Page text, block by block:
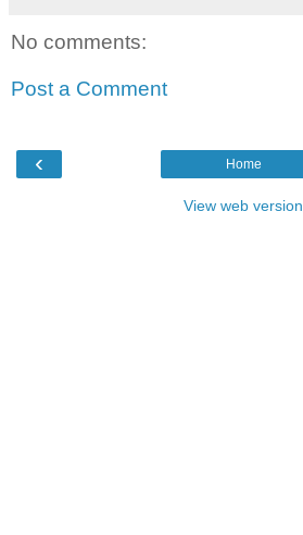
No comments:
Post a Comment
‹ Home
View web version